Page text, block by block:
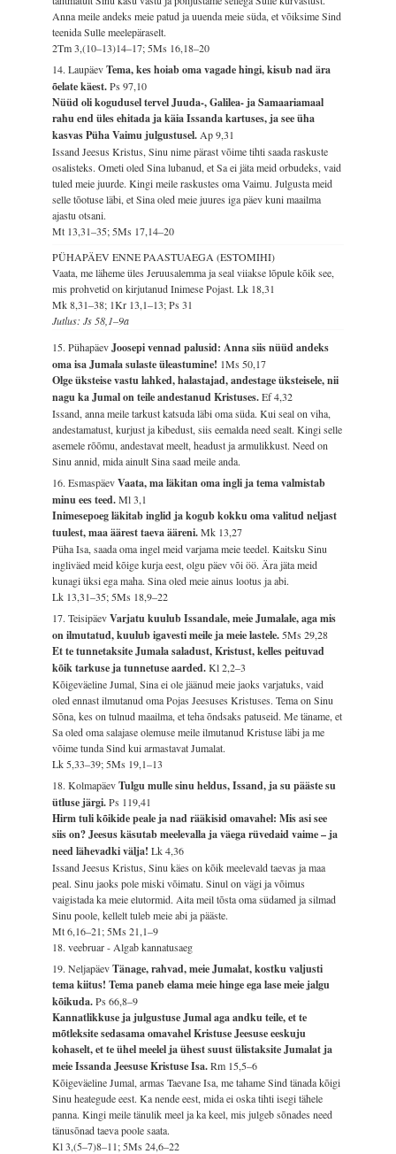
Anna meile andeks meie patud ja uuenda meie süda, et võiksime Sind
teenida Sulle meelepäraselt.
2Tm 3,(10–13)14–17; 5Ms 16,18–20
14. LaupäevTema, kes hoiab oma vagade hingi, kisub nad ära
õelate käest.Ps 97,10
Nüüd oli kogudusel tervel Juuda-, Galilea- ja Samaariamaal
rahu end üles ehitada ja käia Issanda kartuses, ja see üha
kasvas Püha Vaimu julgustusel.Ap 9,31
Issand Jeesus Kristus, Sinu nime pärast võime tihti saada raskuste
osalisteks. Ometi oled Sina lubanud, et Sa ei jäta meid orbudeks, vaid
tuled meie juurde. Kingi meile raskustes oma Vaimu. Julgusta meid
selle tõotuse läbi, et Sina oled meie juures iga päev kuni maailma
ajastu otsani.
Mt 13,31–35; 5Ms 17,14–20
PÜHAPÄEV ENNE PAASTUAEGA (ESTOMIHI)
Vaata, me läheme üles Jeruusalemma ja seal viiakse lõpule kõik see,
mis prohvetid on kirjutanud Inimese Pojast.Lk 18,31
Mk 8,31–38; 1Kr 13,1–13; Ps 31
Jutlus: Js 58,1–9a
15. PühapäevJoosepi vennad palusid: Anna siis nüüd andeks
oma isa Jumala sulaste üleastumine! 1Ms 50,17
Olge üksteise vastu lahked, halastajad, andestage üksteisele, nii
nagu ka Jumal on teile andestanud Kristuses.Ef 4,32
Issand, anna meile tarkust katsuda läbi oma süda. Kui seal on viha,
andestamatust, kurjust ja kibedust, siis eemalda need sealt. Kingi selle
asemele rõõmu, andestavat meelt, headust ja armulikkust. Need on
Sinu annid, mida ainult Sina saad meile anda.
16. EsmaspäevVaata, ma läkitan oma ingli ja tema valmistab
minu ees teed.Ml 3,1
Inimesepoeg läkitab inglid ja kogub kokku oma valitud neljast
tuulest, maa äärest taeva ääreni.Mk 13,27
Püha Isa, saada oma ingel meid varjama meie teedel. Kaitsku Sinu
ingliväed meid kõige kurja eest, olgu päev või öö. Ära jäta meid
kunagi üksi ega maha. Sina oled meie ainus lootus ja abi.
Lk 13,31–35; 5Ms 18,9–22
17. TeisipäevVarjatu kuulub Issandale, meie Jumalale, aga mis
on ilmutatud, kuulub igavesti meile ja meie lastele.5Ms 29,28
Et te tunnetaksite Jumala saladust, Kristust, kelles peituvad
kõik tarkuse ja tunnetuse aarded.Kl 2,2–3
Kõigeväeline Jumal, Sina ei ole jäänud meie jaoks varjatuks, vaid
oled ennast ilmutanud oma Pojas Jeesuses Kristuses. Tema on Sinu
Sõna, kes on tulnud maailma, et teha õndsaks patuseid. Me täname, et
Sa oled oma salajase olemuse meile ilmutanud Kristuse läbi ja me
võime tunda Sind kui armastavat Jumalat.
Lk 5,33–39; 5Ms 19,1–13
18. KolmapäevTulgu mulle sinu heldus, Issand, ja su pääste su
ütluse järgi.Ps 119,41
Hirm tuli kõikide peale ja nad rääkisid omavahel: Mis asi see
siis on? Jeesus käsutab meelevalla ja väega rüvedaid vaime – ja
need lähevadki välja!Lk 4,36
Issand Jeesus Kristus, Sinu käes on kõik meelevald taevas ja maa
peal. Sinu jaoks pole miski võimatu. Sinul on vägi ja võimus
vaigistada ka meie elutormid. Aita meil tõsta oma südamed ja silmad
Sinu poole, kellelt tuleb meie abi ja pääste.
Mt 6,16–21; 5Ms 21,1–9
18. veebruar - Algab kannatusaeg
19. NeljapäevTänage, rahvad, meie Jumalat, kostku valjusti
tema kiitus! Tema paneb elama meie hinge ega lase meie jalgu
kõikuda.Ps 66,8–9
Kannatlikkuse ja julgustuse Jumal aga andku teile, et te
mõtleksite sedasama omavahel Kristuse Jeesuse eeskuju
kohaselt, et te ühel meelel ja ühest suust ülistaksite Jumalat ja
meie Issanda Jeesuse Kristuse Isa.Rm 15,5–6
Kõigeväeline Jumal, armas Taevane Isa, me tahame Sind tänada kõigi
Sinu heategude eest. Ka nende eest, mida ei oska tihti isegi tähele
panna. Kingi meile tänulik meel ja ka keel, mis julgeb sõnades need
tänusõnad taeva poole saata.
Kl 3,(5–7)8–11; 5Ms 24,6–22